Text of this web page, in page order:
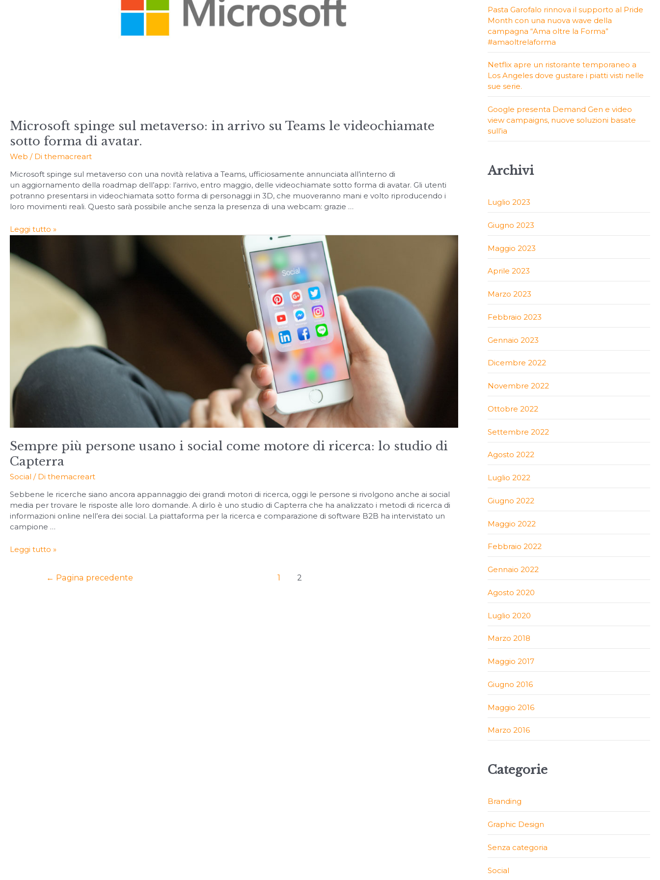
Microsoft spinge sul metaverso: in arrivo su Teams le videochiamate
sotto forma di avatar.
Web / Di themacreart
Microsoft spinge sul metaverso con una novità relativa a Teams, ufficiosamente annunciata all’interno di
un aggiornamento della roadmap dell’app: l’arrivo, entro maggio, delle videochiamate sotto forma di avatar. Gli utenti
potranno presentarsi in videochiamata sotto forma di personaggi in 3D, che muoveranno mani e volto riproducendo i
loro movimenti reali. Questo sarà possibile anche senza la presenza di una webcam: grazie …
Leggi tutto »
Sempre più persone usano i social come motore di ricerca: lo studio di
Capterra
Social / Di themacreart
Sebbene le ricerche siano ancora appannaggio dei grandi motori di ricerca, oggi le persone si rivolgono anche ai social
media per trovare le risposte alle loro domande. A dirlo è uno studio di Capterra che ha analizzato i metodi di ricerca di
informazioni online nell’era dei social. La piattaforma per la ricerca e comparazione di software B2B ha intervistato un
campione …
Leggi tutto »
← Pagina precedente 1 2
Pasta Garofalo rinnova il supporto al Pride
Month con una nuova wave della
campagna “Ama oltre la Forma”
#amaoltrelaforma
Netflix apre un ristorante temporaneo a
Los Angeles dove gustare i piatti visti nelle
sue serie.
Google presenta Demand Gen e video
view campaigns, nuove soluzioni basate
sull’ia
Archivi
Luglio 2023
Giugno 2023
Maggio 2023
Aprile 2023
Marzo 2023
Febbraio 2023
Gennaio 2023
Dicembre 2022
Novembre 2022
Ottobre 2022
Settembre 2022
Agosto 2022
Luglio 2022
Giugno 2022
Maggio 2022
Febbraio 2022
Gennaio 2022
Agosto 2020
Luglio 2020
Marzo 2018
Maggio 2017
Giugno 2016
Maggio 2016
Marzo 2016
Categorie
Branding
Graphic Design
Senza categoria
Social